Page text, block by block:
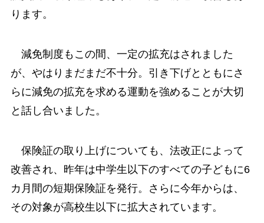
ります。
減免制度もこの間、一定の拡充はされました
が、やはりまだまだ不十分。引き下げとともにさ
らに減免の拡充を求める運動を強めることが大切
と話し合いました。
保険証の取り上げについても、法改正によって
改善され、昨年は中学生以下のすべての子どもに6
カ月間の短期保険証を発行。さらに今年からは、
その対象が高校生以下に拡大されています。